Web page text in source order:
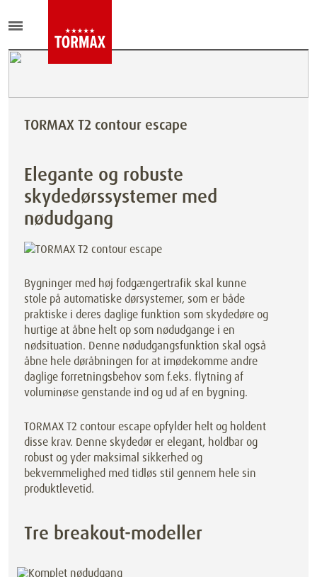
TORMAX T2 contour escape
Elegante og robuste
skydedørssystemer med
nødudgang
Bygninger med høj fodgængertrafik skal kunne
stole på automatiske dørsystemer, som er både
praktiske i deres daglige funktion som skydedøre og
hurtige at åbne helt op som nødudgange i en
nødsituation. Denne nødudgangsfunktion skal også
åbne hele døråbningen for at imødekomme andre
daglige forretningsbehov som f.eks. flytning af
voluminøse genstande ind og ud af en bygning.
TORMAX T2 contour escape opfylder helt og holdent
disse krav. Denne skydedør er elegant, holdbar og
robust og yder maksimal sikkerhed og
bekvemmelighed med tidløs stil gennem hele sin
produktlevetid.
Tre breakout-modeller